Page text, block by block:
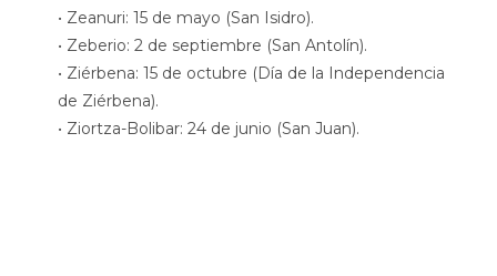
• Zeanuri: 15 de mayo (San Isidro).
• Zeberio: 2 de septiembre (San Antolín).
• Ziérbena: 15 de octubre (Día de la Independencia
de Ziérbena).
• Ziortza-Bolibar: 24 de junio (San Juan).